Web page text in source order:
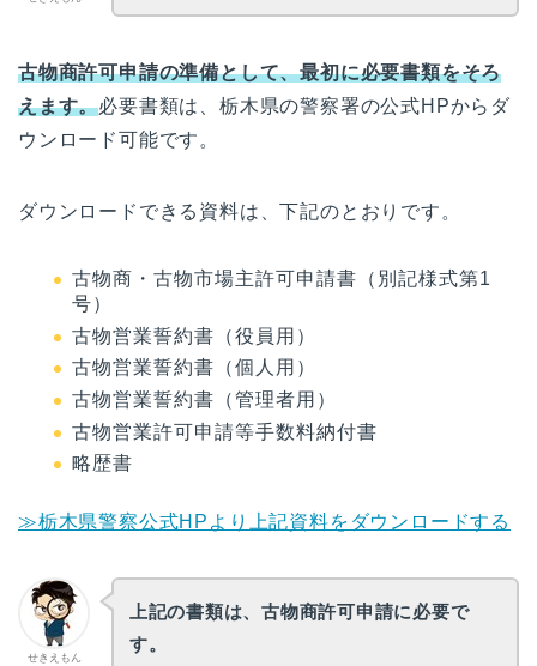
古物商許可申請の準備として、最初に必要書類をそろ
えます。必要書類は、栃木県の警察署の公式HPからダ
ウンロード可能です。
ダウンロードできる資料は、下記のとおりです。
古物商・古物市場主許可申請書（別記様式第1
号）
古物営業誓約書（役員用）
古物営業誓約書（個人用）
古物営業誓約書（管理者用）
古物営業許可申請等手数料納付書
略歴書
≫栃木県警察公式HPより上記資料をダウンロードする
せきえもん
上記の書類は、古物商許可申請に必要で
す。